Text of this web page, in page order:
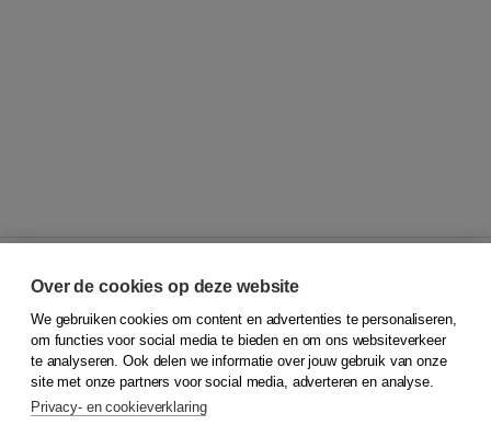
© 2026Koninklijke Boom uitgevers
Klantenservice
Service & informatie
Contact
Over de cookies op deze website
We gebruiken cookies om content en advertenties te personaliseren,
om functies voor social media te bieden en om ons websiteverkeer
te analyseren. Ook delen we informatie over jouw gebruik van onze
site met onze partners voor social media, adverteren en analyse.
Privacy- en cookieverklaring